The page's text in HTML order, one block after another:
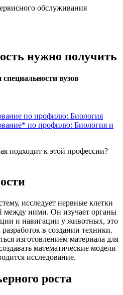
обслуживания
нужно получить
вузов
по профилю: Биология
по профилю: Биология и
подходит к этой профессии?
исследует нервные клетки
между ними. Он изучает органы
и навигации у животных, это
в создании техники.
изготовлением материала для
математические модели
исследование.
роста